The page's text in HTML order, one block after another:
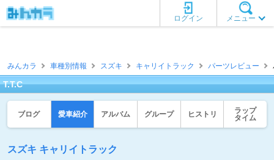
メニュー
ログイン
みんカラ 車種別情報 スズキ キャリイトラック パーツレビュー
T.T.C
ブログ 愛車紹介 アルバム グループ ヒストリ
ラップ
タイム
スズキ キャリイトラック